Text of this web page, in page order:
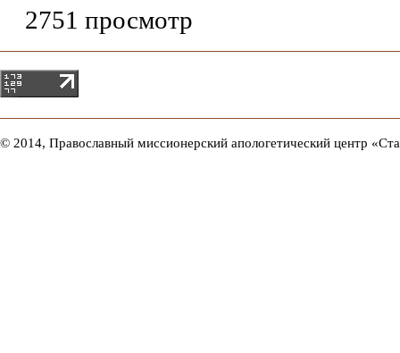
2751 просмотр
© 2014, Православный миссионерский апологетический центр